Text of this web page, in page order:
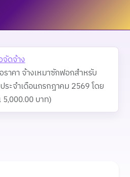
จัดจ้าง
ราคา จ้างเหมาซักฟอกสำหรับ
ระจำเดือนกรกฎาคม 2569 โดย
5,000.00 บาท)